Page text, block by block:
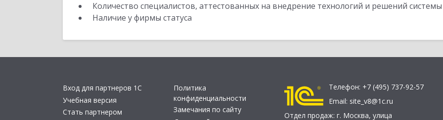
Количество специалистов, аттестованных на внедрение технологий и решений
Наличие у фирмы статуса
Вход для партнеров 1С
Учебная версия
Стать партнером
Политика
конфиденциальности
Замечания по сайту
Телефон: +7 (495) 737-92-57
Email: site_v8@1c.ru
Отдел продаж: г. Москва, улица